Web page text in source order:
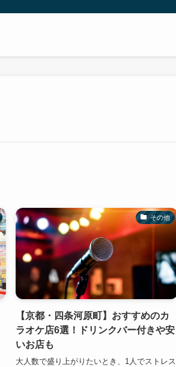
その他
【京都・四条河原町】おすすめのカ
ラオケ店6選！ドリンクバー付きや安
いお店も
大人数で盛り上がりたいとき、1人でストレス